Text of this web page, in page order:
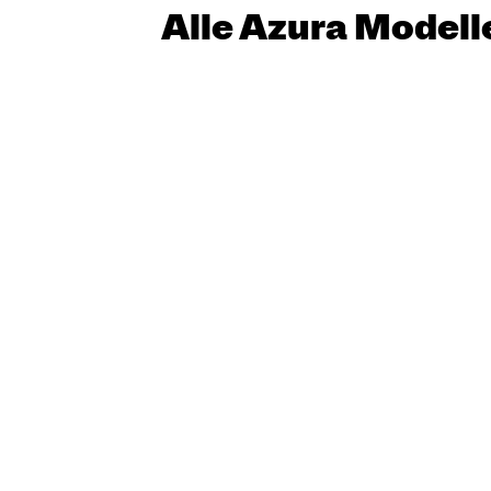
Alle Azura